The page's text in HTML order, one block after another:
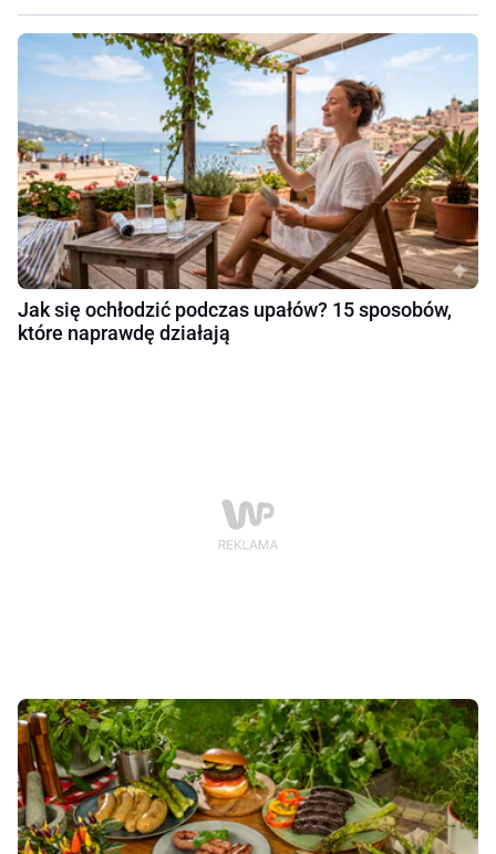
Jak się ochłodzić podczas upałów? 15 sposobów,
które naprawdę działają